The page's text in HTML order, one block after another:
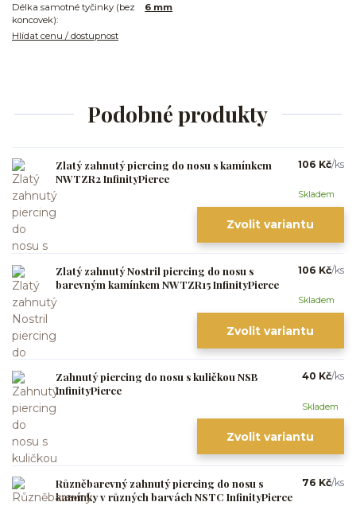
Délka samotné tyčinky (bez
koncovek):
6 mm
Hlídat cenu / dostupnost
Podobné produkty
Zlatý zahnutý piercing do nosu s kamínkem
NWTZR2 InfinityPierce
106 Kč/ks
Skladem
Zvolit variantu
Zlatý zahnutý Nostril piercing do nosu s
barevným kamínkem NWTZR15 InfinityPierce
106 Kč/ks
Skladem
Zvolit variantu
Zahnutý piercing do nosu s kuličkou NSB
InfinityPierce
40 Kč/ks
Skladem
Zvolit variantu
Různěbarevný zahnutý piercing do nosu s
kamínky v různých barvách NSTC InfinityPierce
76 Kč/ks